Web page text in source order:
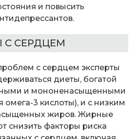
и повысить
СЕРДЦЕМ
с сердцем эксперты
диеты, богатой
и мононенасыщенными
3 кислоты), и с низким
жиров. Жирные
снизить факторы риска